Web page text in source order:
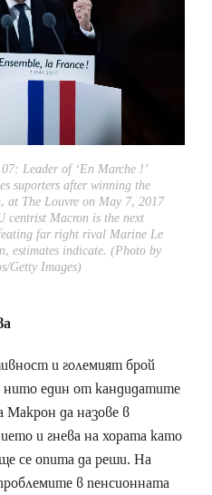
Leader of ‘En Marche !’
suporters after winning the
at The Louvre on May 7, 2017
centrist Macron is the next
far right rival Marine Le
estimates indicate. (Photo by
Getty Images)
и големият брой
нито един от кандидатите
Макрон да назове в
и гнева на хората като
се опита да реши. На
в пенсионната